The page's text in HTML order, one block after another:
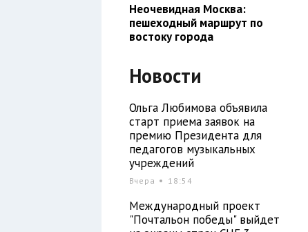
Неочевидная Москва:
пешеходный маршрут по
востоку города
Новости
Ольга Любимова объявила
старт приема заявок на
премию Президента для
педагогов музыкальных
учреждений
Вчера 18:54
Международный проект
"Почтальон победы" выйдет